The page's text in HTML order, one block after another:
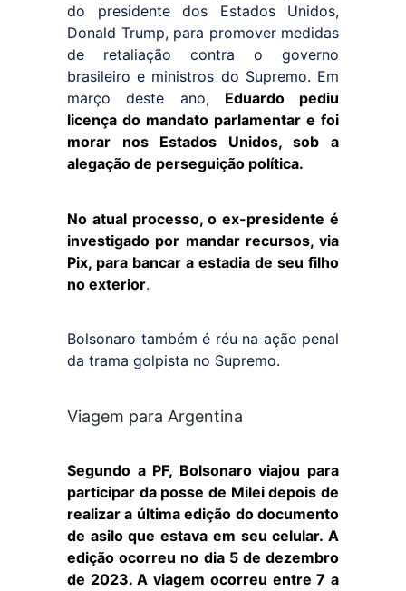
do presidente dos Estados Unidos,
Donald Trump, para promover medidas
de retaliação contra o governo
brasileiro e ministros do Supremo. Em
março deste ano, Eduardo pediu
licença do mandato parlamentar e foi
morar nos Estados Unidos, sob a
alegação de perseguição política.
No atual processo, o ex-presidente é
investigado por mandar recursos, via
Pix, para bancar a estadia de seu filho
no exterior.
Bolsonaro também é réu na ação penal
da trama golpista no Supremo.
Viagem para Argentina
Segundo a PF, Bolsonaro viajou para
participar da posse de Milei depois de
realizar a última edição do documento
de asilo que estava em seu celular. A
edição ocorreu no dia 5 de dezembro
de 2023. A viagem ocorreu entre 7 a